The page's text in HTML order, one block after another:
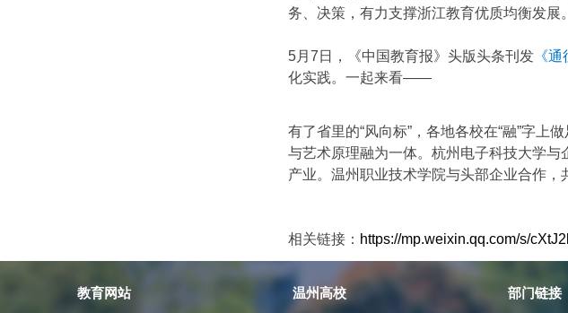
务、决策，有力支撑浙江教育优质均衡发展。
5月7日，《中国教育报》头版头条刊发 《
化实践。一起来看——
有了省里的“风向标”，各地各校在“融”字上
与艺术原理融为一体。杭州电子科技大学与
产业。温州职业技术学院与头部企业合作
相关链接： https://mp.weixin.qq.com/s/
教育网站 温州高校 部门链接